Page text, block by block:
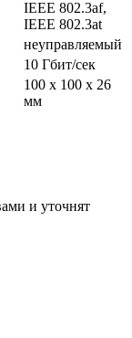
IEEE 802.3af,
IEEE 802.3at
неуправляемый
10 Гбит/сек
100 x 100 x 26
мм
и уточнят